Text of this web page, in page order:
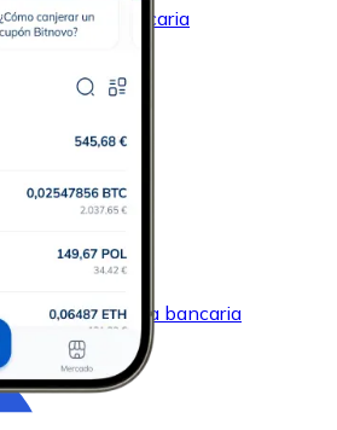
bancaria
con transferencia bancaria